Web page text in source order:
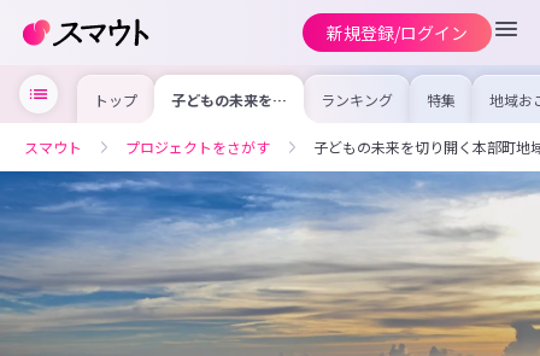
新規登録/ログイン
トップ 子どもの未来を切
り開く本部町地域
ランキング 特集 地域お
の求
を集め
事内容
を比較
合った
けよう
スマウト プロジェクトをさがす 子どもの未来を切り開く本部町地